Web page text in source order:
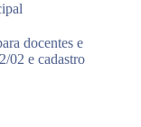
docentes e
02 e cadastro